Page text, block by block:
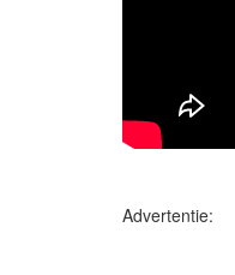
Advertentie: